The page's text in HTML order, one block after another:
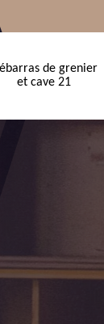
de grenier
et cave 21